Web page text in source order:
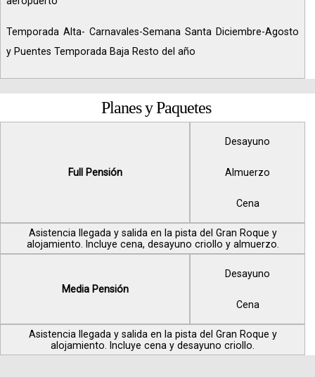
Temporada Alta- Carnavales-Semana Santa Diciembre-Agosto
y Puentes Temporada Baja Resto del año
Planes y Paquetes
Full Pensión
Desayuno
Almuerzo
Cena
Asistencia llegada y salida en la pista del Gran Roque y
alojamiento. Incluye cena, desayuno criollo y almuerzo.
Media Pensión
Desayuno
Cena
Asistencia llegada y salida en la pista del Gran Roque y
alojamiento. Incluye cena y desayuno criollo.